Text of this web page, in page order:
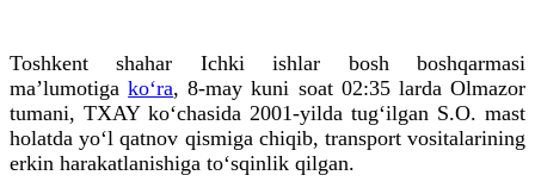
Toshkent shahar Ichki ishlar bosh boshqarmasi
ma’lumotigako‘ra, 8-may kuni soat 02:35 larda Olmazor
tumani, TXAY ko‘chasida 2001-yilda tug‘ilgan S.O. mast
holatda yo‘l qatnov qismiga chiqib, transport vositalarining
erkin harakatlanishiga to‘sqinlik qilgan.